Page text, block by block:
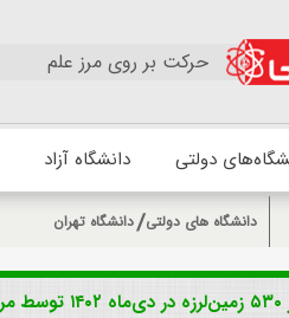
حرکت بر روی مرز علم
دولتی دانشگاه آزاد
دانشگاه های دولتی دانشگاه تهران